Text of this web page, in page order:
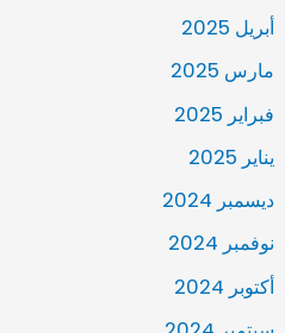
أبريل 2025
مارس 2025
فبراير 2025
يناير 2025
ديسمبر 2024
نوفمبر 2024
أكتوبر 2024